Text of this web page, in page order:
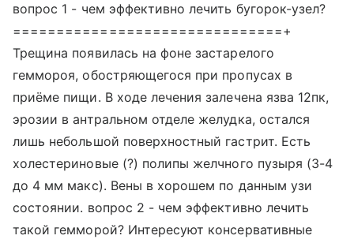
вопрос 1 - чем эффективно лечить бугорок-узел?
===============================+
Трещина появилась на фоне застарелого
геммороя, обостряющегося при пропусах в
приёме пищи. В ходе лечения залечена язва 12пк,
эрозии в антральном отделе желудка, остался
лишь небольшой поверхностный гастрит. Есть
холестериновые (?) полипы желчного пузыря (3-4
до 4 мм макс). Вены в хорошем по данным узи
состоянии. вопрос 2 - чем эффективно лечить
такой гемморой? Интересуют консервативные